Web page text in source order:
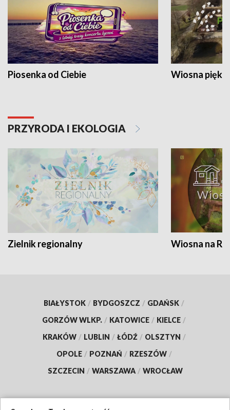
Piosenka od Ciebie Wiosna
PRZYRODA I EKOLOGIA
Zielnik regionalny Wiosna na
BIAŁYSTOK / BYDGOSZCZ / GDAŃSK /
GORZÓW WLKP. / KATOWICE / KIELCE /
KRAKÓW / LUBLIN / ŁÓDŹ / OLSZTYN /
OPOLE / POZNAŃ / RZESZÓW /
SZCZECIN / WARSZAWA / WROCŁAW